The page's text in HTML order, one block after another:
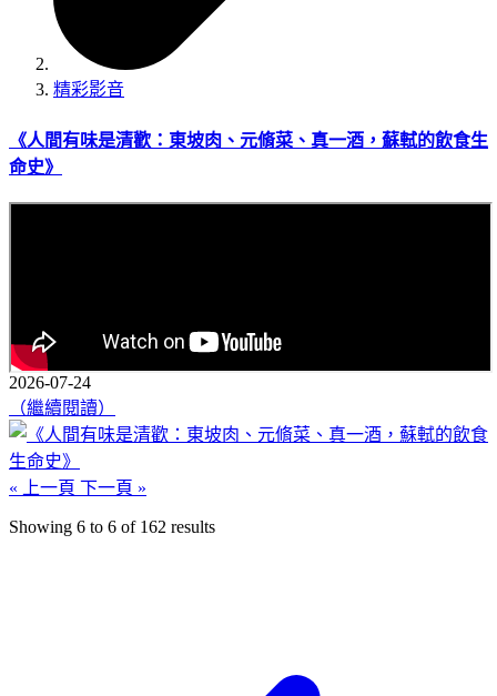
精彩影音
《人間有味是清歡：東坡肉、元脩菜、真一酒，蘇軾的飲食生
命史》
2026-07-24
（繼續閱讀）
« 上一頁 下一頁 »
Showing 6 to 6 of 162 results